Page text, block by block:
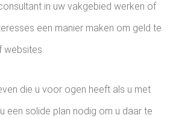
in uw vakgebied werken of
een manier maken om geld te
websites.
die u voor ogen heeft als u met
een solide plan nodig om u daar te